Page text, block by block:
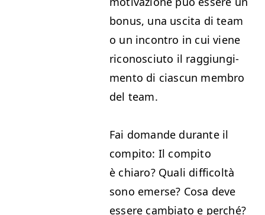
bonus, una usci­ta di team
o un incon­tro in cui viene
riconosci­u­to il rag­giung­i­
men­to di cias­cun mem­bro
del team.
Fai domande durante il
com­pi­to: Il com­pi­to
è chiaro? Quali dif­fi­coltà
sono emerse? Cosa deve
essere cam­bi­a­to e per­ché?